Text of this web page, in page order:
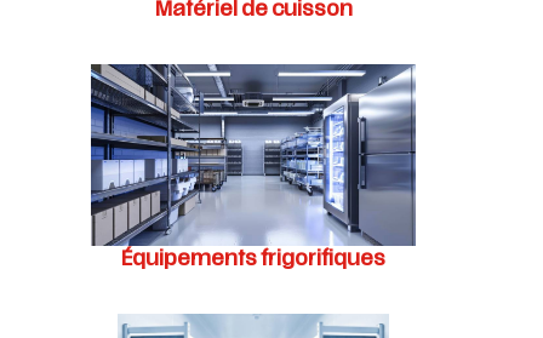
Matériel de cuisson
Équipements frigorifiques